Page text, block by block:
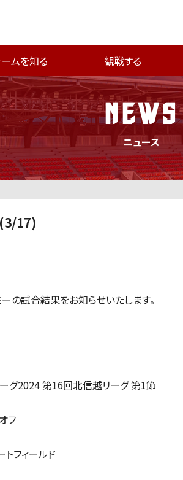
ムを知る 観戦する
NEWS
ニュース
17)
の試合結果をお知らせいたします。
グ2024 第16回北信越リーグ 第1節
フ
フィールド